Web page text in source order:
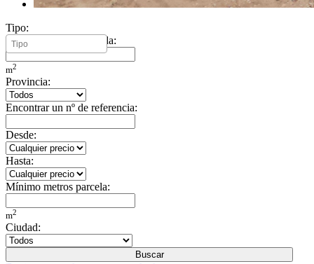
Tipo:
Mínimo metros vivienda:
m2
Provincia:
Encontrar un nº de referencia:
Desde:
Hasta:
Mínimo metros parcela:
m2
Ciudad:
Buscar